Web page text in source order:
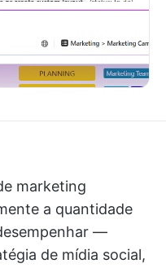
marketing
a quantidade
—
de mídia social,